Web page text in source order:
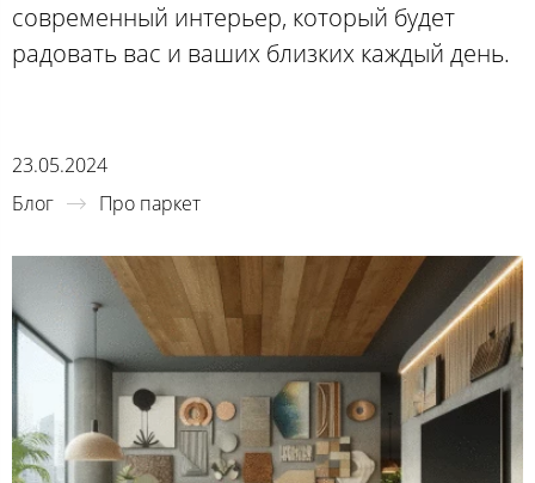
современный интерьер, который будет
радовать вас и ваших близких каждый день.
23.05.2024
Блог
Про паркет